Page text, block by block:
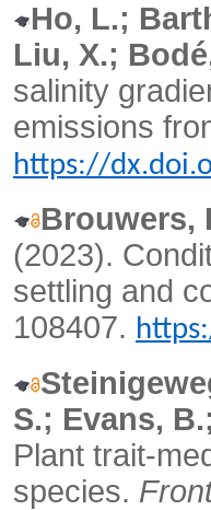
Ho, L.;
Liu, X.;
salinity
emissions
https://
Brouwers,
(2023).
settling and
108407.
S.; Evans,
Plant trait-
species.